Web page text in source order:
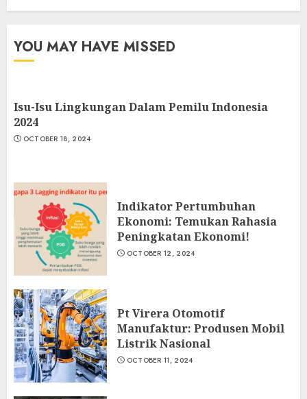
YOU MAY HAVE MISSED
Isu-Isu Lingkungan Dalam Pemilu Indonesia
2024
OCTOBER 18, 2024
Indikator Pertumbuhan
Ekonomi: Temukan Rahasia
Peningkatan Ekonomi!
OCTOBER 12, 2024
Pt Virera Otomotif
Manufaktur: Produsen Mobil
Listrik Nasional
OCTOBER 11, 2024